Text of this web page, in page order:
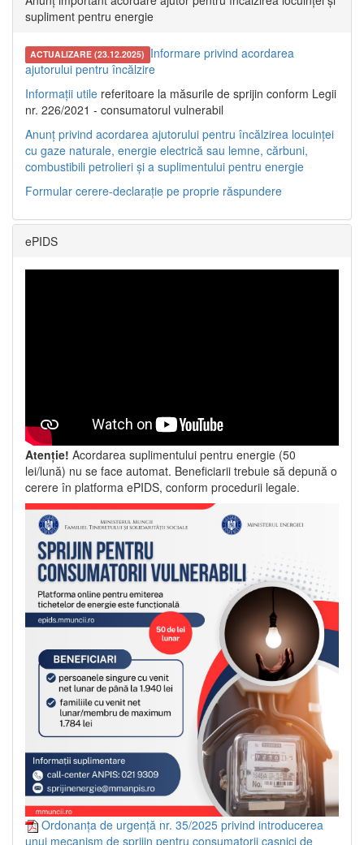
supliment pentru energie
ACTUALIZARE (23.12.2025) Informare privind acordarea
ajutorului pentru încălzire
Informații utile referitoare la măsurile de sprijin conform Legii
nr. 226/2021 - consumatorul vulnerabil
Anunț privind acordarea ajutorului pentru încălzirea locuinței
cu gaze naturale, energie electrică sau lemne, cărbuni,
combustibili petrolieri și a suplimentului pentru energie
Formular cerere-declarație pe proprie răspundere
ePIDS
Atenție! Acordarea suplimentului pentru energie (50
lei/lună) nu se face automat. Beneficiarii trebuie să depună o
cerere în platforma ePIDS, conform procedurii legale.
Ordonanța de urgență nr. 35/2025 privind introducerea
unui mecanism de sprijin pentru consumatorii casnici de